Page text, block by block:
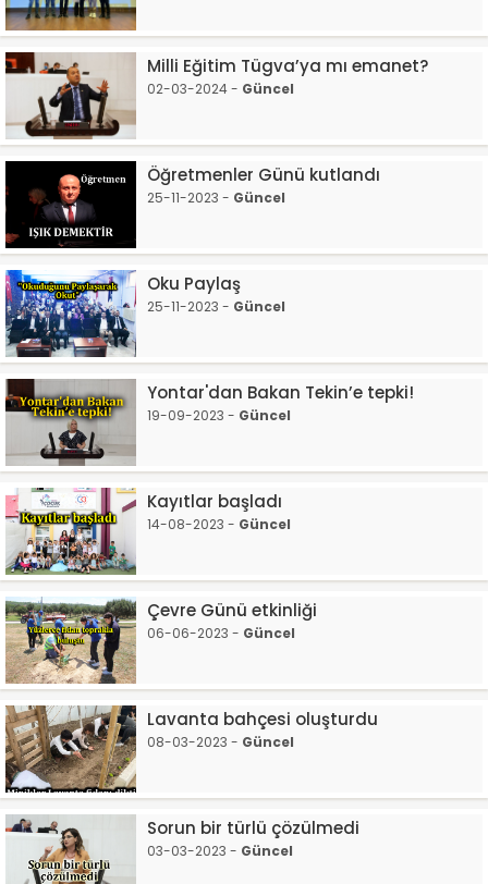
Milli Eğitim Tügva’ya mı emanet?
02-03-2024 - Güncel
Öğretmenler Günü kutlandı
25-11-2023 - Güncel
Oku Paylaş
25-11-2023 - Güncel
Yontar'dan Bakan Tekin’e tepki!
19-09-2023 - Güncel
Kayıtlar başladı
14-08-2023 - Güncel
Çevre Günü etkinliği
06-06-2023 - Güncel
Lavanta bahçesi oluşturdu
08-03-2023 - Güncel
Sorun bir türlü çözülmedi
03-03-2023 - Güncel